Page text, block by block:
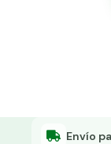
Grapa
Envío